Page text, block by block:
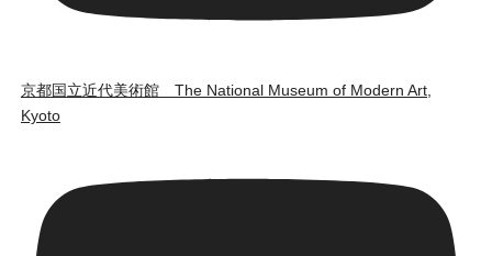
京都国立近代美術館 The National Museum of Modern Art,
Kyoto